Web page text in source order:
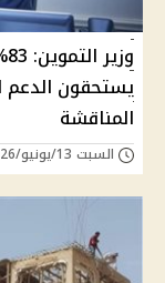
يستحقون الدعم
المناقشة
السبت 13/يونيو/2026 - 10:18 م